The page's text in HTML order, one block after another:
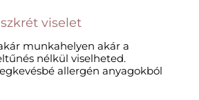
viselet​
munkahelyen akár a
nélkül viselheted.
allergén anyagokból